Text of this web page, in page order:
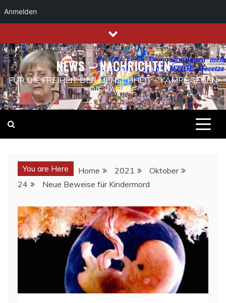
Anmelden
to
content
NEWS – NACHRICHTEN
FÜR DIE FREIHEIT DER MENSCHHEIT – KAMPF GEGEN
DIE KABALE
You are Here Home 2021
Oktober
24
Neue Beweise für Kindermord